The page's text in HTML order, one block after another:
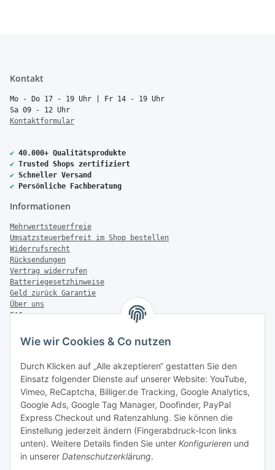
Wie wir Cookies & Co nutzen
Durch Klicken auf „Alle akzeptieren“ gestatten Sie den
Einsatz folgender Dienste auf unserer Website: YouTube,
Vimeo, ReCaptcha, Billiger.de Tracking, Google Analytics,
Google Ads, Google Tag Manager, Doofinder, PayPal
Express Checkout und Ratenzahlung. Sie können die
Einstellung jederzeit ändern (Fingerabdruck-Icon links
unten). Weitere Details finden Sie unter Konfigurieren und
in unserer Datenschutzerklärung.
Kontakt
Mo - Do 17 - 19 Uhr | Fr 14 - 19 Uhr
Sa 09 - 12 Uhr
Kontaktformular
✔ 40.000+ Qualitätsprodukte
✔ Trusted Shops zertifiziert
✔ Schneller Versand
✔ Persönliche Fachberatung
Informationen
Mehrwertsteuerfreie
Umsatzsteuerbefreit im Shop bestellen
Widerrufsrecht
Rücksendungen
Vertrag widerrufen
Batteriegesetzhinweise
Geld zurück Garantie
Über uns
FAQ
Zahlung & Versand
Versandinformationen
Sonstiges